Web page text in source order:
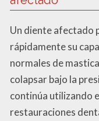
Un diente afectado
rápidamente su
normales de
colapsar bajo la
continúa utilizando
restauraciones